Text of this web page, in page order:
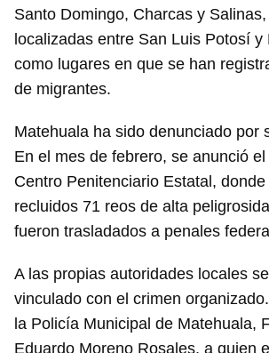
Santo Domingo, Charcas y
localizadas entre San Luis Potosí y
como lugares en que se han
de migrantes.
Matehuala ha sido denunciado por
En el mes de febrero, se anunció el
Centro Penitenciario Estatal,
recluidos 71 reos de alta
fueron trasladados a penales
A las propias autoridades locales
vinculado con el crimen
la Policía Municipal de Matehuala,
Eduardo Moreno Rosales, a quien